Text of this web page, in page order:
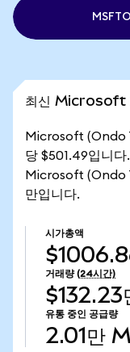
최신 Microsoft
Microsoft (Ondo
당 $501.49입니
Microsoft (Ondo
만입니다.
시가총액
거래량 (24시간)
$132.23
유통 중인 공급량
2.01만